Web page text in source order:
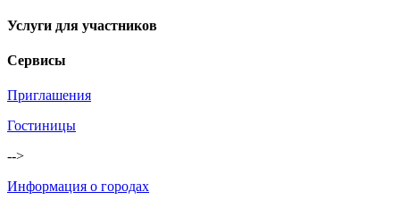
Услуги для участников
Сервисы
Приглашения
Гостиницы
-->
Информация о городах